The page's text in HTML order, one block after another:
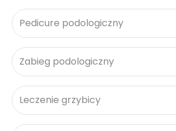
Pedicure podologiczny
Zabieg podologiczny
Leczenie grzybicy